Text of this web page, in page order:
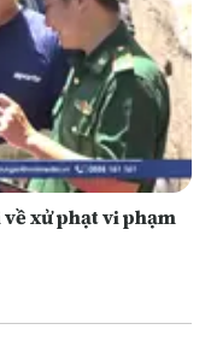
xử phạt vi phạm